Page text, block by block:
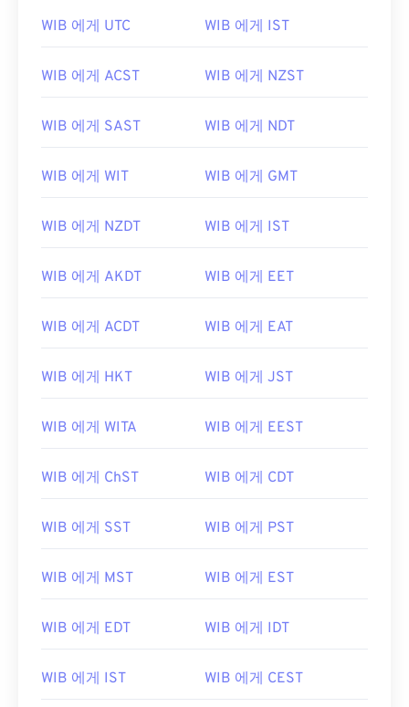
WIB 에게 UTC WIB 에게 IST
WIB 에게 ACST WIB 에게 NZST
WIB 에게 SAST WIB 에게 NDT
WIB 에게 WIT WIB 에게 GMT
WIB 에게 NZDT WIB 에게 IST
WIB 에게 AKDT WIB 에게 EET
WIB 에게 ACDT WIB 에게 EAT
WIB 에게 HKT WIB 에게 JST
WIB 에게 WITA WIB 에게 EEST
WIB 에게 ChST WIB 에게 CDT
WIB 에게 SST WIB 에게 PST
WIB 에게 MST WIB 에게 EST
WIB 에게 EDT WIB 에게 IDT
WIB 에게 IST WIB 에게 CEST